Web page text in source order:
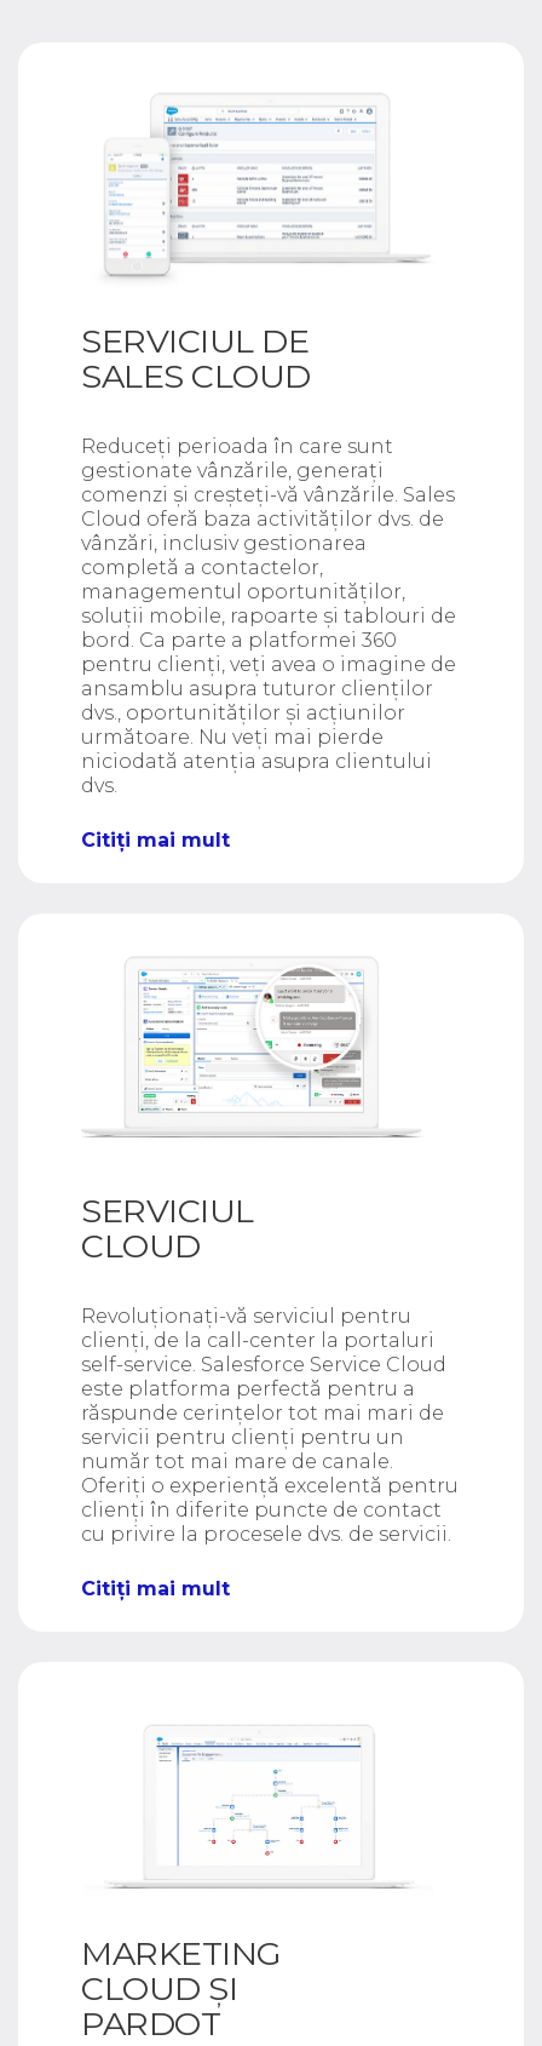
SERVICIUL DE
SALES CLOUD
Reduceți perioada în care sunt
gestionate vânzările, generați
comenzi și creșteți-vă vânzările. Sales
Cloud oferă baza activităților dvs. de
vânzări, inclusiv gestionarea
completă a contactelor,
managementul oportunităților,
soluții mobile, rapoarte și tablouri de
bord. Ca parte a platformei 360
pentru clienți, veți avea o imagine de
ansamblu asupra tuturor clienților
dvs., oportunităților și acțiunilor
următoare. Nu veți mai pierde
niciodată atenția asupra clientului
dvs.
Citiți mai mult
SERVICIUL
CLOUD
Revoluționați-vă serviciul pentru
clienți, de la call-center la portaluri
self-service. Salesforce Service Cloud
este platforma perfectă pentru a
răspunde cerințelor tot mai mari de
servicii pentru clienți pentru un
număr tot mai mare de canale.
Oferiți o experiență excelentă pentru
clienți în diferite puncte de contact
cu privire la procesele dvs. de servicii.
Citiți mai mult
MARKETING
CLOUD ȘI
PARDOT